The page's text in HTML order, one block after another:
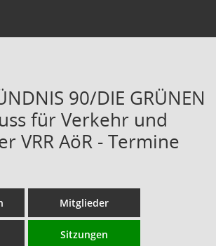
90/DIE GRÜNEN
für Verkehr und
VRR AöR - Termine
Mitglieder
Sitzungen